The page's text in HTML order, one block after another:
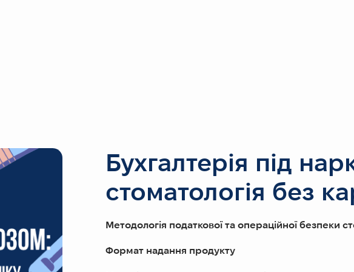
Бухгалтерія під
стоматологія без
Методологія податкової та операційної безпеки
Формат надання продукту